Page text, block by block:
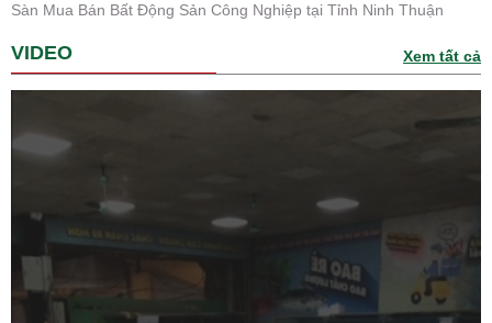
Sàn Mua Bán Bất Động Sản Công Nghiệp tại Tỉnh Ninh Thuận
VIDEO Xem tất cả